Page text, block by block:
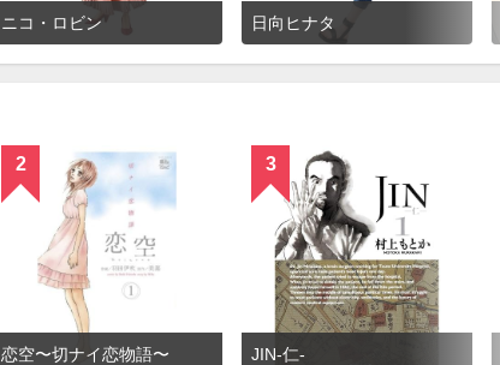
ニコ・ロビン 日向ヒナタ
2
恋空〜切ナイ恋物語〜
3
JIN-仁-